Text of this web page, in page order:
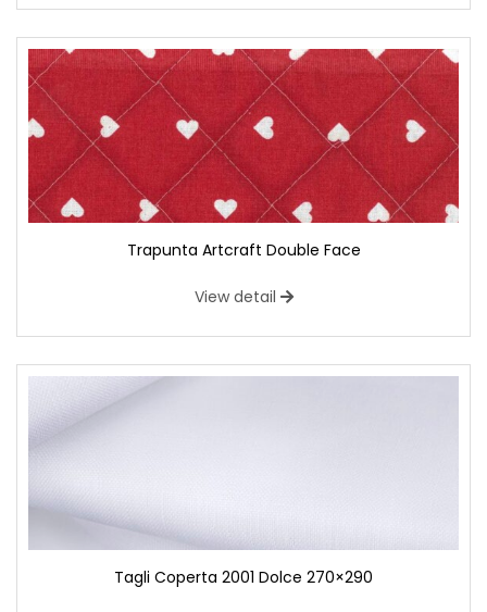
Trapunta Artcraft Double Face
View detail
Tagli Coperta 2001 Dolce 270×290